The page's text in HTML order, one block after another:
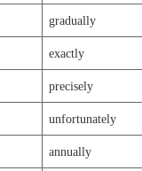
gradually
exactly
precisely
unfortunately
annually